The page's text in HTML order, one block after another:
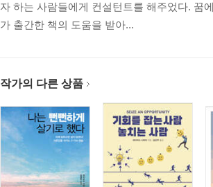
자 하는 사람들에게 컨설턴트를 해주었다. 꿈
가 출간한 책의 도움을 받아...
작가의 다른 상품